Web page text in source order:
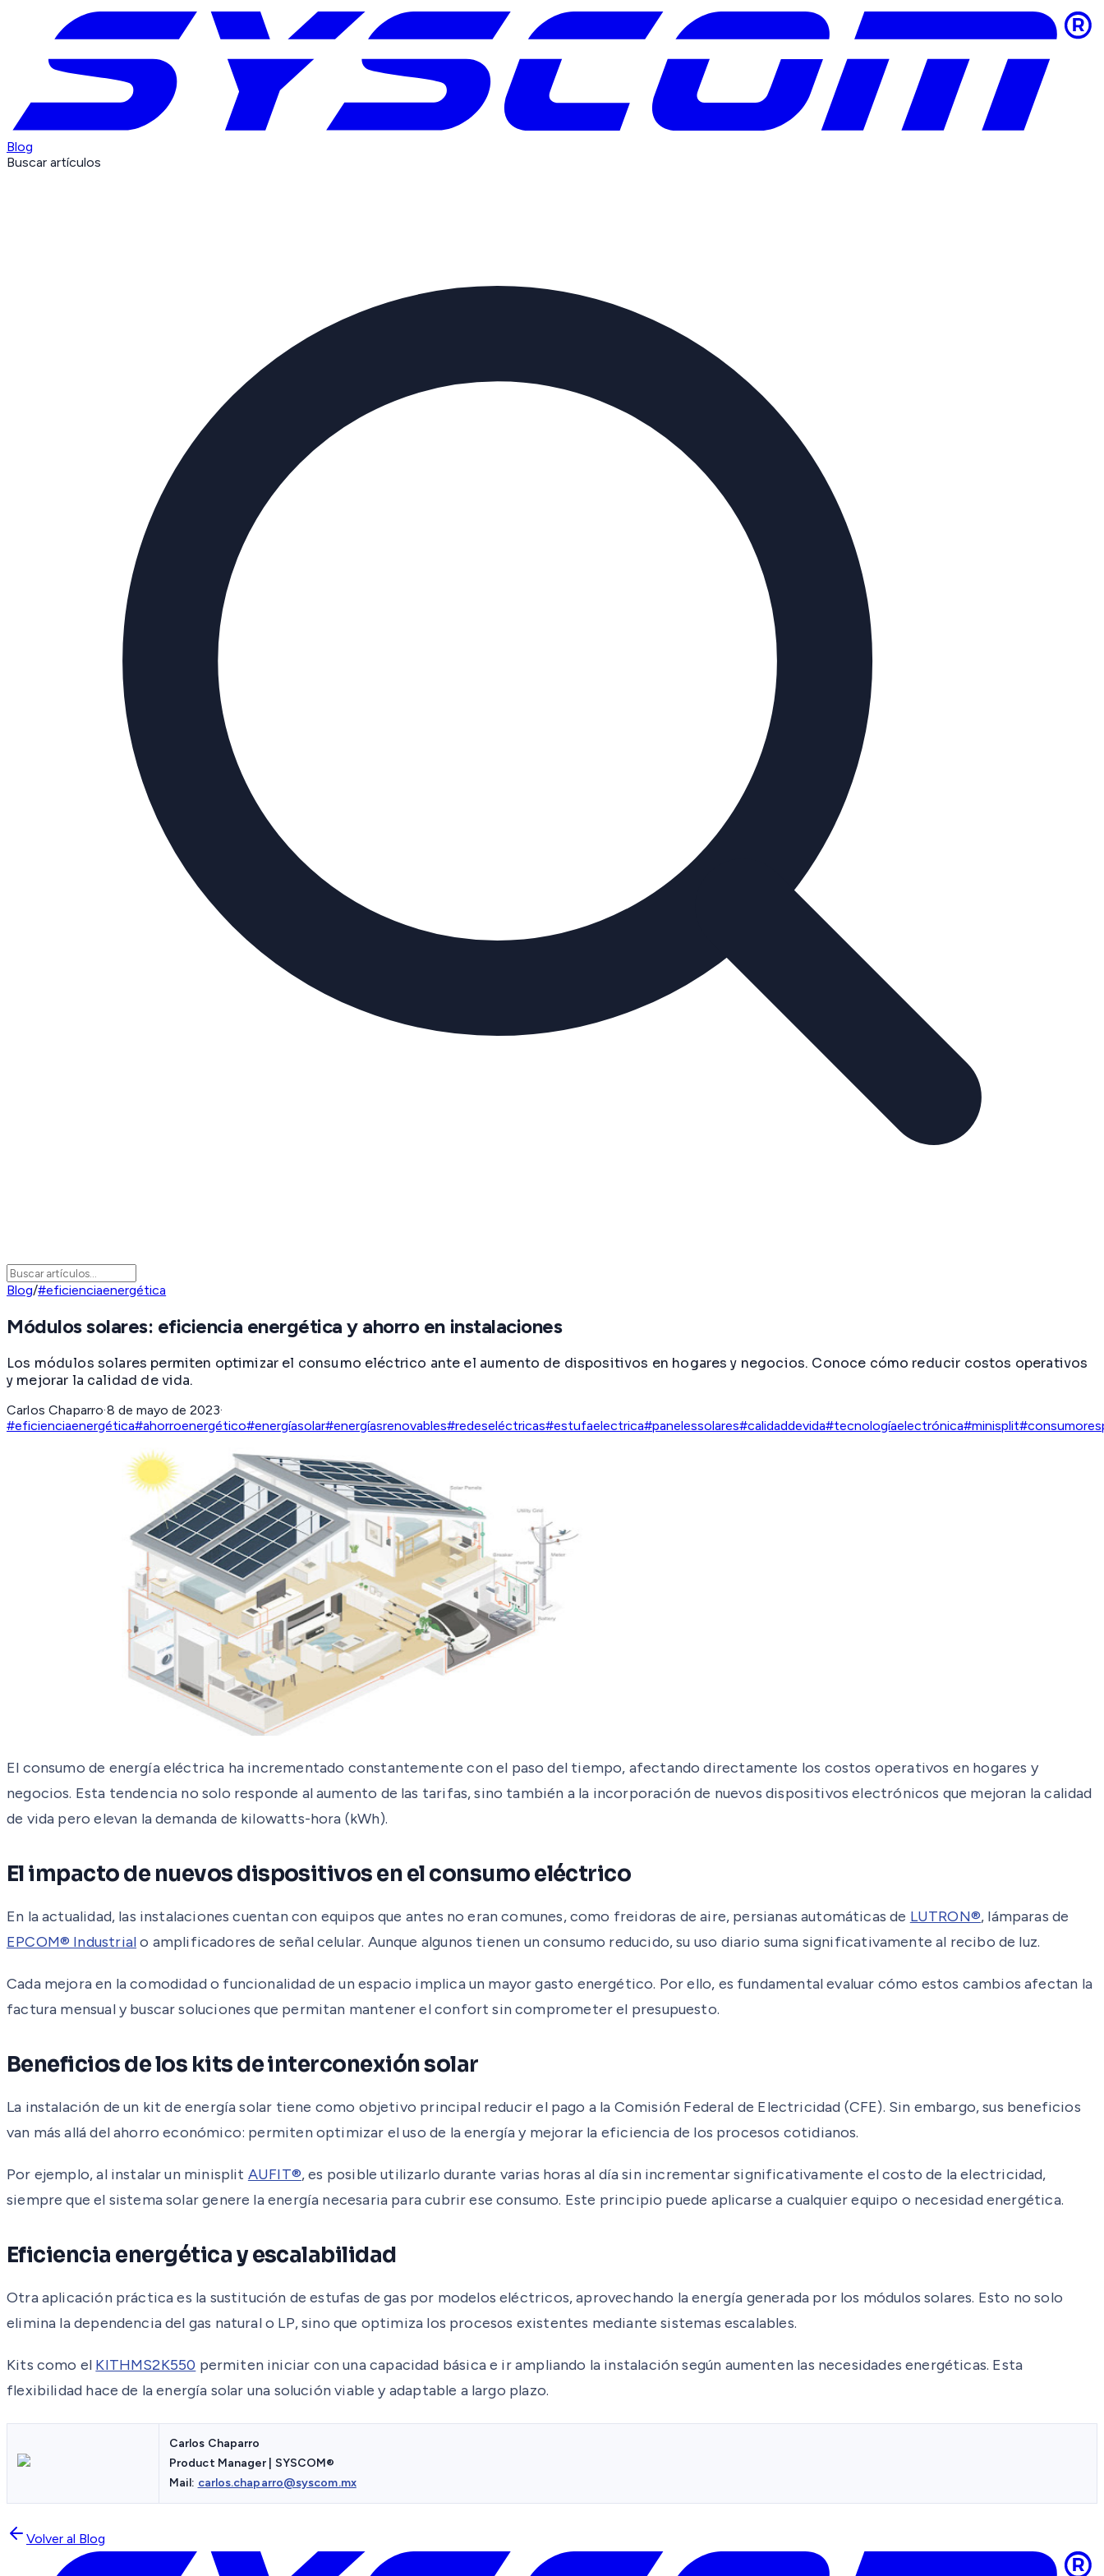
Blog
Buscar artículos
Blog/#eficienciaenergética
Módulos solares: eficiencia energética y ahorro en instalaciones
Los módulos solares permiten optimizar el consumo eléctrico ante el aumento de dispositivos en hogares y negocios. Conoce cómo reducir costos operativos
y mejorar la calidad de vida.
Carlos Chaparro·8 de mayo de 2023·
#eficienciaenergética#ahorroenergético#energíasolar#energíasrenovables#redeseléctricas#estufaelectrica#panelessolares#calidaddevida#tecnologíaelectrónica#minisplit
El consumo de energía eléctrica ha incrementado constantemente con el paso del tiempo, afectando directamente los costos operativos en hogares y
negocios. Esta tendencia no solo responde al aumento de las tarifas, sino también a la incorporación de nuevos dispositivos electrónicos que mejoran la calidad
de vida pero elevan la demanda de kilowatts-hora (kWh).
El impacto de nuevos dispositivos en el consumo eléctrico
En la actualidad, las instalaciones cuentan con equipos que antes no eran comunes, como freidoras de aire, persianas automáticas de LUTRON®, lámparas de
EPCOM® Industrialo amplificadores de señal celular. Aunque algunos tienen un consumo reducido, su uso diario suma significativamente al recibo de luz.
Cada mejora en la comodidad o funcionalidad de un espacio implica un mayor gasto energético. Por ello, es fundamental evaluar cómo estos cambios afectan la
factura mensual y buscar soluciones que permitan mantener el confort sin comprometer el presupuesto.
Beneficios de los kits de interconexión solar
La instalación de un kit de energía solar tiene como objetivo principal reducir el pago a la Comisión Federal de Electricidad (CFE). Sin embargo, sus beneficios
van más allá del ahorro económico: permiten optimizar el uso de la energía y mejorar la eficiencia de los procesos cotidianos.
Por ejemplo, al instalar un minisplit AUFIT®, es posible utilizarlo durante varias horas al día sin incrementar significativamente el costo de la electricidad,
siempre que el sistema solar genere la energía necesaria para cubrir ese consumo. Este principio puede aplicarse a cualquier equipo o necesidad energética.
Eficiencia energética y escalabilidad
Otra aplicación práctica es la sustitución de estufas de gas por modelos eléctricos, aprovechando la energía generada por los módulos solares. Esto no solo
elimina la dependencia del gas natural o LP, sino que optimiza los procesos existentes mediante sistemas escalables.
Kits como el KITHMS2K550 permiten iniciar con una capacidad básica e ir ampliando la instalación según aumenten las necesidades energéticas. Esta
flexibilidad hace de la energía solar una solución viable y adaptable a largo plazo.
Carlos Chaparro
Product Manager | SYSCOM®
Mail: carlos.chaparro@syscom.mx
Volver al Blog